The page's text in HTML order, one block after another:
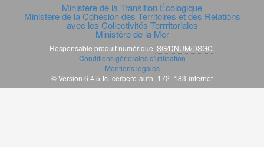
Ministère de la Transition Écologique
Ministère de la Cohésion des Territoires et des Relations
avec les Collectivités Terrritoriales
Ministère de la Mer
Responsable produit numérique SG/DNUM/DSGC
Conditions générales d'utilisation
Mentions légales
© Version 6.4.5-tc_cerbere-auth_172_183-internet